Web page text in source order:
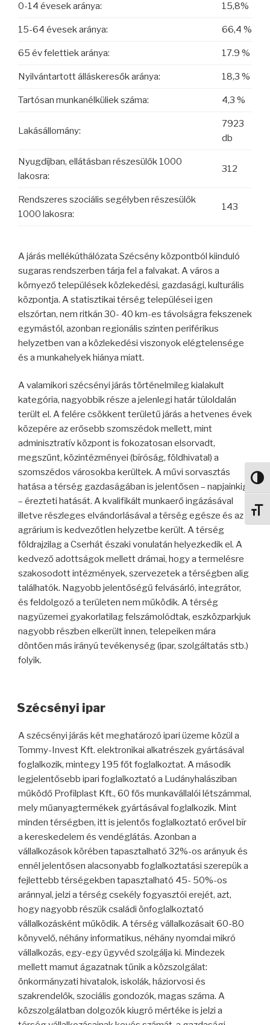
0-14 évesek aránya: 15,8%
15-64 évesek aránya: 66,4 %
65 év felettiek aránya: 17.9 %
Nyilvántartott álláskeresők aránya: 18,3 %
Tartósan munkanélküliek száma: 4,3 %
Lakásállomány:
7923
db
Nyugdíjban, ellátásban részesülők 1000
lakosra:
312
Rendszeres szociális segélyben részesülők
1000 lakosra:
143
A járás mellékúthálózata Szécsény központból kiinduló
sugaras rendszerben tárja fel a falvakat. A város a
környező települések közlekedési, gazdasági, kulturális
központja. A statisztikai térség települései igen
elszórtan, nem ritkán 30- 40 km-es távolságra fekszenek
egymástól, azonban regionális szinten periférikus
helyzetben van a közlekedési viszonyok elégtelensége
és a munkahelyek hiánya miatt.
A valamikori szécsényi járás történelmileg kialakult
kategória, nagyobbik része a jelenlegi határ túloldalán
terült el. A felére csökkent területű járás a hetvenes évek
közepére az erősebb szomszédok mellett, mint
adminisztratív központ is fokozatosan elsorvadt,
megszűnt, közintézményei (bíróság, földhivatal) a
szomszédos városokba kerültek. A művi sorvasztás
hatása a térség gazdaságában is jelentősen – napjainkig
– érezteti hatását. A kvalifikált munkaerő ingázásával
illetve részleges elvándorlásával a térség egésze és az
agrárium is kedvezőtlen helyzetbe került. A térség
földrajzilag a Cserhát északi vonulatán helyezkedik el. A
kedvező adottságok mellett drámai, hogy a termelésre
szakosodott intézmények, szervezetek a térségben alig
találhatók. Nagyobb jelentőségű felvásárló, integrátor,
és feldolgozó a területen nem működik. A térség
nagyüzemei gyakorlatilag felszámolódtak, eszközparkjuk
nagyobb részben elkerült innen, telepeiken mára
döntően más irányú tevékenység (ipar, szolgáltatás stb.)
folyik.
Szécsényi ipar
A szécsényi járás két meghatározó ipari üzeme közül a
Tommy-Invest Kft. elektronikai alkatrészek gyártásával
foglalkozik, mintegy 195 főt foglalkoztat. A második
legjelentősebb ipari foglalkoztató a Ludányhalásziban
működő Profilplast Kft., 60 fős munkavállalói létszámmal,
mely műanyagtermékek gyártásával foglalkozik. Mint
minden térségben, itt is jelentős foglalkoztató erővel bír
a kereskedelem és vendéglátás. Azonban a
vállalkozások körében tapasztalható 32%-os arányuk és
ennél jelentősen alacsonyabb foglalkoztatási szerepük a
fejlettebb térségekben tapasztalható 45- 50%-os
aránnyal, jelzi a térség csekély fogyasztói erejét, azt,
hogy nagyobb részük családi önfoglalkoztató
vállalkozásként működik. A térség vállalkozásait 60-80
könyvelő, néhány informatikus, néhány nyomdai mikró
vállalkozás, egy-egy ügyvéd szolgálja ki. Mindezek
mellett mamut ágazatnak tűnik a közszolgálat:
önkormányzati hivatalok, iskolák, háziorvosi és
szakrendelők, szociális gondozók, magas száma. A
közszolgálatban dolgozók kiugró mértéke is jelzi a